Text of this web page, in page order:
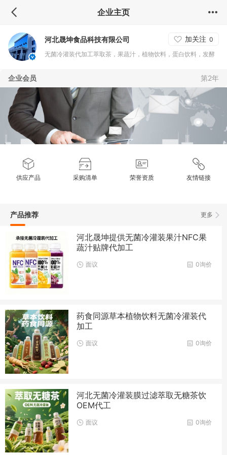
企业主页
河北晟坤食品科技有限公司 加关注 0
无菌冷灌装代加工萃取茶，果蔬汁，植物饮料，蛋白饮料，发酵
企业会员 第2年
供应产品 采购清单 荣誉资质 友情链接
更多
产品推荐
河北晟坤提供无菌冷灌装果汁NFC果
蔬汁贴牌代加工
0询价
面议
药食同源草本植物饮料无菌冷灌装代
加工
0询价
面议
河北无菌冷灌装膜过滤萃取无糖茶饮
OEM代工
0询价
面议